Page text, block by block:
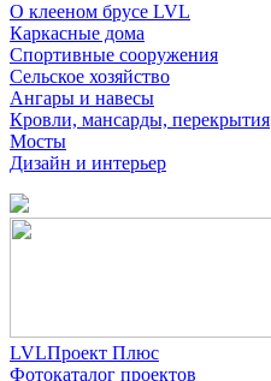
О клееном брусе LVL
Каркасные дома
Спортивные сооружения
Сельское хозяйство
Ангары и навесы
Кровли, мансарды, перекрытия
Мосты
Дизайн и интерьер
LVLПроект Плюс
Фотокаталог проектов